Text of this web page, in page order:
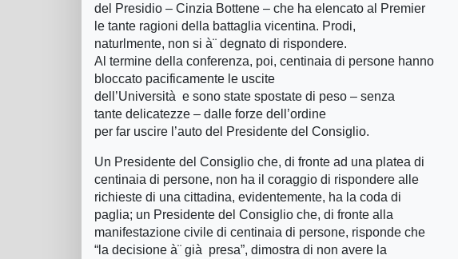
del Presidio – Cinzia Bottene – che ha elencato al Premier
le tante ragioni della battaglia vicentina. Prodi,
naturlmente, non si à¨ degnato di rispondere.
Al termine della conferenza, poi, centinaia di persone hanno
bloccato pacificamente le uscite
dell’Università e sono state spostate di peso – senza
tante delicatezze – dalle forze dell’ordine
per far uscire l’auto del Presidente del Consiglio.
Un Presidente del Consiglio che, di fronte ad una platea di
centinaia di persone, non ha il coraggio di rispondere alle
richieste di una cittadina, evidentemente, ha la coda di
paglia; un Presidente del Consiglio che, di fronte alla
manifestazione civile di centinaia di persone, risponde che
“la decisione à¨ già presa”, dimostra di non avere la